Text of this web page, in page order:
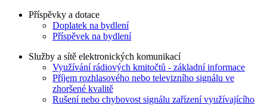
Příspěvky a dotace
Doplatek na bydlení
Příspěvek na bydlení
Služby a sítě elektronických komunikací
Využívání rádiových kmitočtů - základní informace
Příjem rozhlasového nebo televizního signálu ve
zhoršené kvalitě
Rušení nebo chybovost signálu zařízení využívajícího